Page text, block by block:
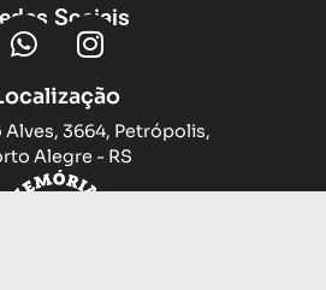
Sociais
Alves, 3664, Petrópolis,
Alegre - RS